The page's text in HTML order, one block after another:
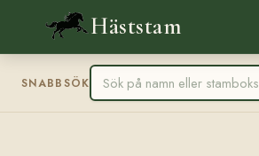
Häststam
SNABBSÖK